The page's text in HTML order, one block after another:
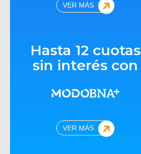
VER MÁS
Hasta 12 cuotas
sin interés con
VER MÁS